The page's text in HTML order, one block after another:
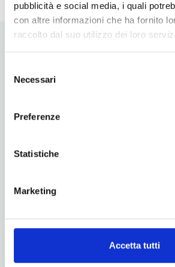
pubblicità e social media, i quali
con altre informazioni che ha fornito
raccolto dal suo utilizzo dei loro
delNecessari
Preferenze
Statistiche
Marketing
Accetta tutti
Want updates on what to do and see
Sign up for our newsletter! An
Internationalisation, Tourism and
Experiences